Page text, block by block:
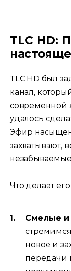
TLC HD:
TLC HD был
канал,
современной
удалось
Эфир
захватывают,
Что делает
Смелые
новое и
передачи